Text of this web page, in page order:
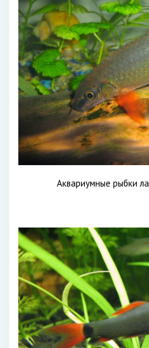
Аквариумные рыбки